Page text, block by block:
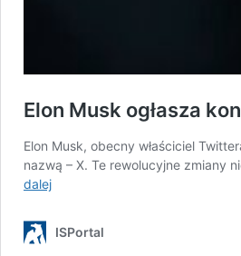
Elon Musk ogłasza
Elon Musk, obecny właściciel
nazwą – X. Te rewolucyjne zmiany
dalejElon
koniec
ISPortal